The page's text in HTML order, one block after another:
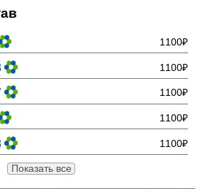
1100₽
1100₽
1100₽
1100₽
1100₽
Показать все